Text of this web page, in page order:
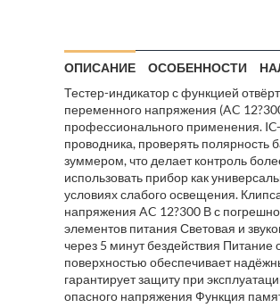
ОПИСАНИЕ ОСОБЕННОСТИ
Тестер-индикатор с функцией
переменного напряжения (AC
профессионального применения.
проводника, проверять полярность
зуммером, что делает контроль
использовать прибор как
условиях слабого освещения.
напряжения AC 12?300 В с
элементов питания Световая и
через 5 минут бездействия
поверхностью обеспечивает
гарантирует защиту при
опасного напряжения Функция